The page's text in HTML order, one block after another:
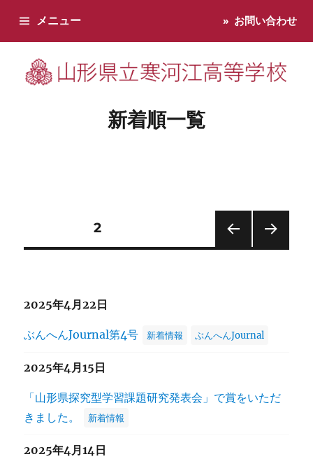
寒河江高校です。学校からのお知らせ、学校生活などお知らせし
メニュー お問い合わせ
新着順一覧
の
ペ
ー
ジ
前の
固定ページ2
次の
2025年4月22日
ぶんへんJournal第4号 新着情報 ぶんへんJournal
2025年4月15日
「山形県探究型学習課題研究発表会」で賞をいただ
きました。
新着情報
2025年4月14日